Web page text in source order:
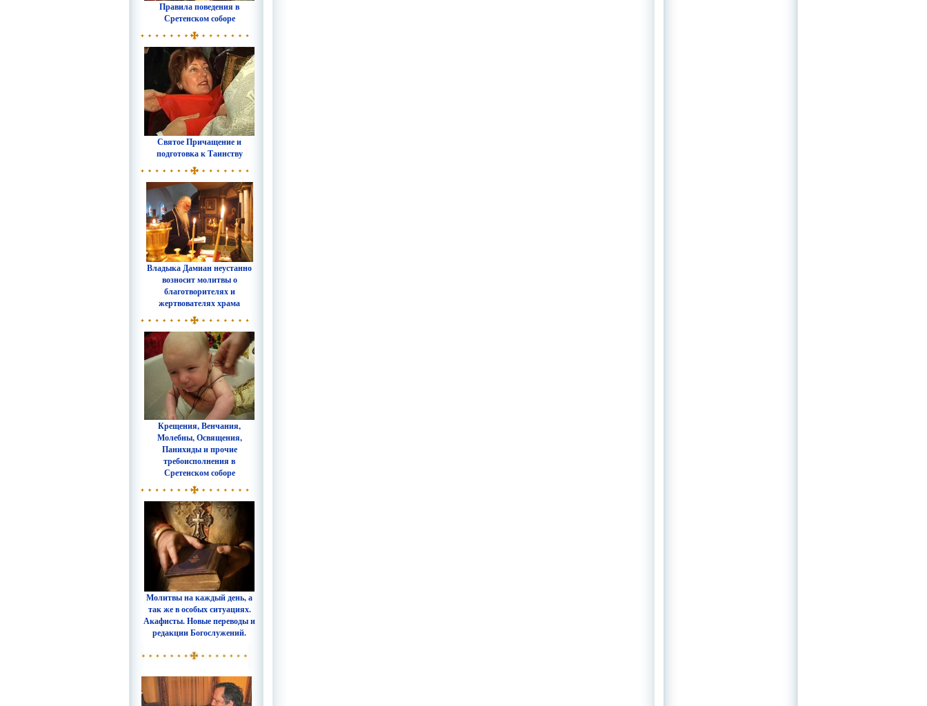
Правила поведения в
Сретенском соборе
Святое Причащение и
подготовка к Таинству
Владыка Дамиан неустанно
возносит молитвы о
благотворителях и
жертвователях храма
Крещения, Венчания,
Молебны, Освящения,
Панихиды и прочие
требоисполнения в
Сретенском соборе
Молитвы на каждый день, а
так же в особых ситуациях.
Акафисты. Новые переводы и
редакции Богослужений.